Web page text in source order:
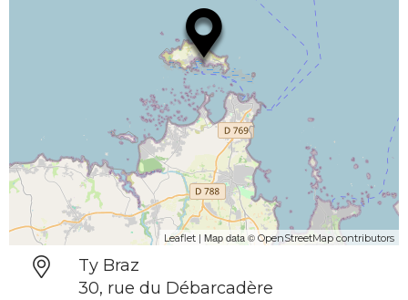
Leaflet | Map data © OpenStreetMap contributors
Ty Braz
30, rue du Débarcadère